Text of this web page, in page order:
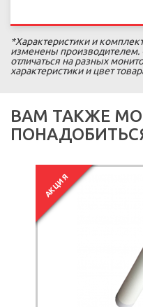
*Характеристики и
изменены производителем.
отличаться на разных
характеристики и цвет
ВАМ ТАКЖЕ
АКЦИЯ